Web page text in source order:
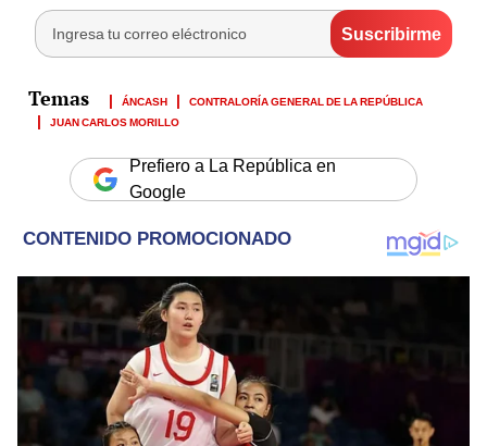
ÁNCASH
CONTRALORÍA GENERAL DE LA REPÚBLICA
JUAN CARLOS MORILLO
Prefiero a La República en
Google